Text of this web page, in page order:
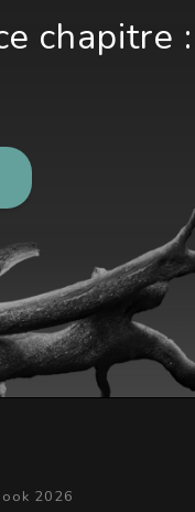
chapitre :
2026